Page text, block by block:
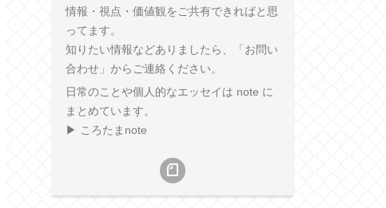
情報・視点・価値観をご共有できればと思
ってます。
知りたい情報などありましたら、「お問い
合わせ」からご連絡ください。
日常のことや個人的なエッセイは note に
まとめています。
▶︎ ころたまnote